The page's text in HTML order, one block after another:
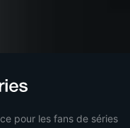
pour les fans de séries